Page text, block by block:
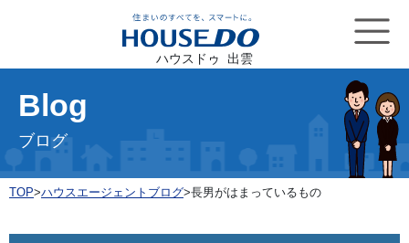
ハウスドゥ 出雲
Blog
ブログ
TOP>ハウスエージェントブログ>長男がはまっているもの